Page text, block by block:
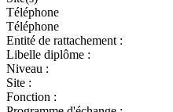
Téléphone
Téléphone
Entité de rattachement :
Libelle diplôme :
Niveau :
Site :
Fonction :